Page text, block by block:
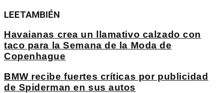
LEETAMBIÉN
Havaianas crea un llamativo calzado con
taco para la Semana de la Moda de
Copenhague
BMW recibe fuertes críticas por publicidad
de Spiderman en sus autos